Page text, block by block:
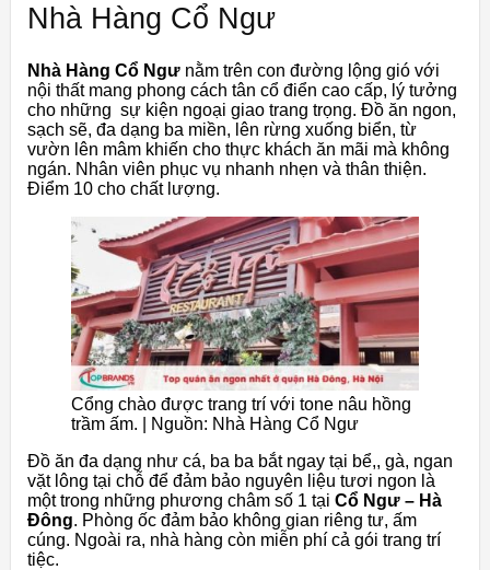
Nhà Hàng Cổ Ngư
Nhà Hàng Cổ Ngư nằm trên con đường lộng gió với
nội thất mang phong cách tân cổ điển cao cấp, lý tưởng
cho những sự kiện ngoại giao trang trọng. Đồ ăn ngon,
sạch sẽ, đa dạng ba miền, lên rừng xuống biển, từ
vườn lên mâm khiến cho thực khách ăn mãi mà không
ngán. Nhân viên phục vụ nhanh nhẹn và thân thiện.
Điểm 10 cho chất lượng.
Cổng chào được trang trí với tone nâu hồng
trầm ấm. | Nguồn: Nhà Hàng Cổ Ngư
Đồ ăn đa dạng như cá, ba ba bắt ngay tại bể,, gà, ngan
vặt lông tại chỗ để đảm bảo nguyên liệu tươi ngon là
một trong những phương châm số 1 tại Cổ Ngư – Hà
Đông. Phòng ốc đảm bảo không gian riêng tư, ấm
cúng. Ngoài ra, nhà hàng còn miễn phí cả gói trang trí
tiệc.